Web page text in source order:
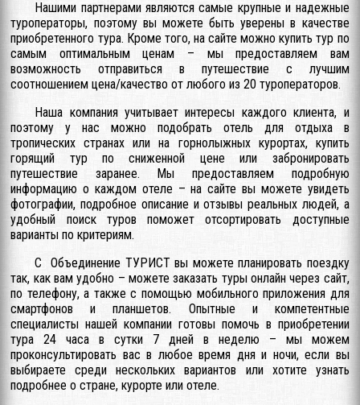
Нашими партнерами являются самые крупные и надежные
туроператоры, поэтому вы можете быть уверены в качестве
приобретенного тура. Кроме того, на сайте можно купить тур по
самым оптимальным ценам – мы предоставляем вам
возможность отправиться в путешествие с лучшим
соотношением цена/качество от любого из 20 туроператоров.
Наша компания учитывает интересы каждого клиента, и
поэтому у нас можно подобрать отель для отдыха в
тропических странах или на горнолыжных курортах, купить
горящий тур по сниженной цене или забронировать
путешествие заранее. Мы предоставляем подробную
информацию о каждом отеле – на сайте вы можете увидеть
фотографии, подробное описание и отзывы реальных людей, а
удобный поиск туров поможет отсортировать доступные
варианты по критериям.
С Объединение ТУРИСТ вы можете планировать поездку
так, как вам удобно – можете заказать туры онлайн через сайт,
по телефону, а также с помощью мобильного приложения для
смартфонов и планшетов. Опытные и компетентные
специалисты нашей компании готовы помочь в приобретении
тура 24 часа в сутки 7 дней в неделю – мы можем
проконсультировать вас в любое время дня и ночи, если вы
выбираете среди нескольких вариантов или хотите узнать
подробнее о стране, курорте или отеле.